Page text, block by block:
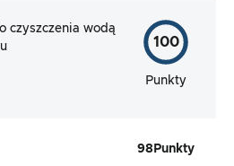
czyszczenia wodą
100
Punkty
98 Punkty